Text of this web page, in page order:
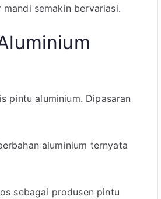
semakin bervariasi.
pintu aluminium. Dipasaran
aluminium ternyata
sebagai produsen pintu